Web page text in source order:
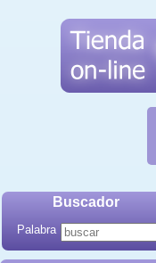
Buscador
Palabra